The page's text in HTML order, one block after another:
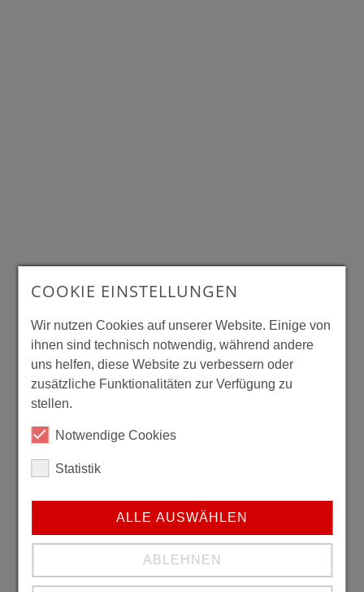
COOKIE EINSTELLUNGEN
Wir nutzen Cookies auf unserer Website. Einige von
ihnen sind technisch notwendig, während andere
uns helfen, diese Website zu verbessern oder
zusätzliche Funktionalitäten zur Verfügung zu
stellen.
Notwendige Cookies
Statistik
ALLE AUSWÄHLEN
ABLEHNEN